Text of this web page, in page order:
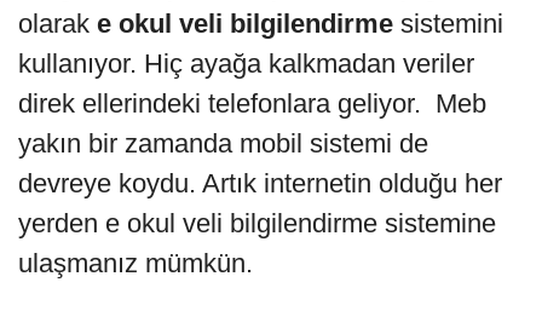
olarak e okul veli bilgilendirme sistemini
kullanıyor. Hiç ayağa kalkmadan veriler
direk ellerindeki telefonlara geliyor. Meb
yakın bir zamanda mobil sistemi de
devreye koydu. Artık internetin olduğu her
yerden e okul veli bilgilendirme sistemine
ulaşmanız mümkün.